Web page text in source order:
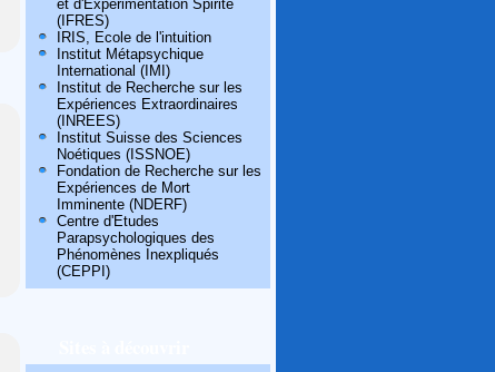
et d'Expérimentation Spirite
(IFRES)
IRIS, Ecole de l'intuition
Institut Métapsychique
International (IMI)
Institut de Recherche sur les
Expériences Extraordinaires
(INREES)
Institut Suisse des Sciences
Noétiques (ISSNOE)
Fondation de Recherche sur les
Expériences de Mort
Imminente (NDERF)
Centre d'Etudes
Parapsychologiques des
Phénomènes Inexpliqués
(CEPPI)